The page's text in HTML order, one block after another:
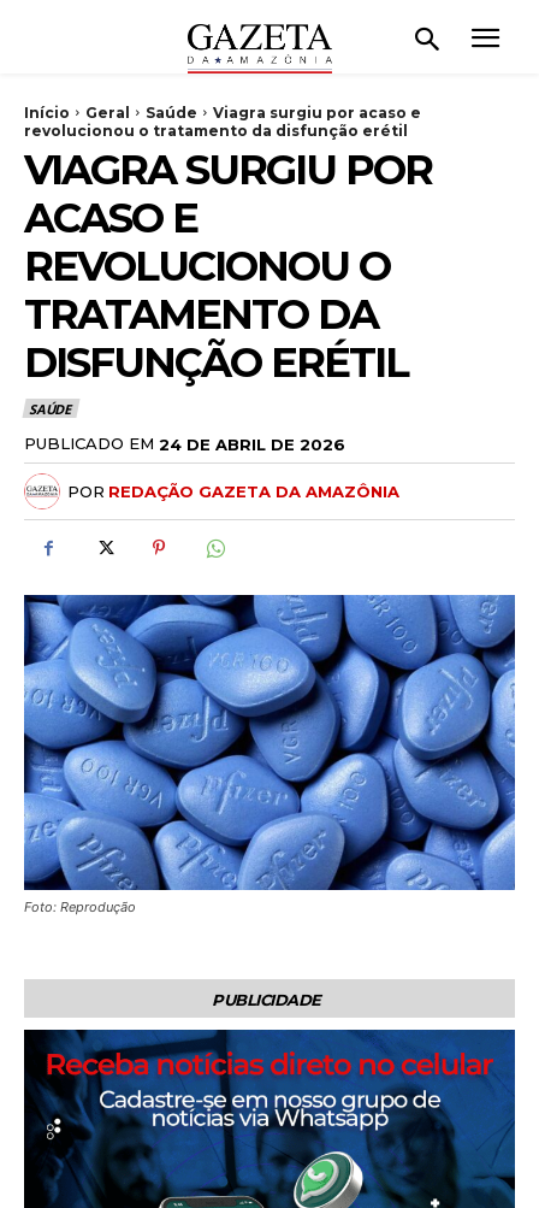
Início Geral Saúde
Viagra surgiu por acaso e
revolucionou o tratamento da disfunção erétil
VIAGRA SURGIU POR
ACASO E
REVOLUCIONOU O
TRATAMENTO DA
DISFUNÇÃO ERÉTIL
SAÚDE
PUBLICADO EM 24 DE ABRIL DE 2026
POR REDAÇÃO GAZETA DA AMAZÔNIA
Foto: Reprodução
PUBLICIDADE